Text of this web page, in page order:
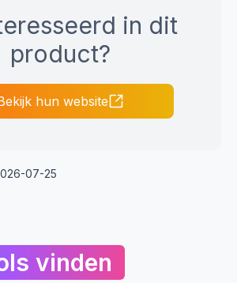
in dit
product?
hun website
07-25
vinden